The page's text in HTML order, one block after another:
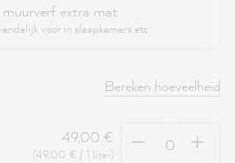
extra mat
voor in slaapkamers etc.
Bereken hoeveelheid
49,00 €
(49,00 € / 1 liter)
Hoeveelheid